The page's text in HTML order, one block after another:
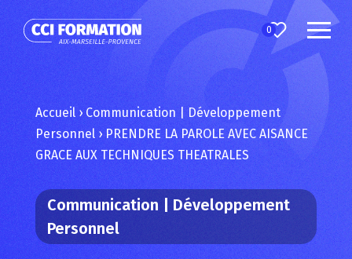
0
Accueil›Communication | Développement
Personnel› PRENDRE LA PAROLE AVEC AISANCE
GRACE AUX TECHNIQUES THEATRALES
Communication | Développement
Personnel